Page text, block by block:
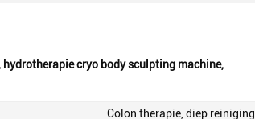
hydrotherapie cryo body sculpting machine,
Colon therapie, diep reiniging,